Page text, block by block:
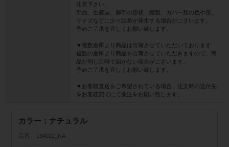
注意下さい。
部品、生産国、脚部の形状、縫製、カバー類の色や形、
サイズなどに少々誤差が発生する場合がございます。
予めご了承を宜しくお願い致します。
▼複数倉庫より商品は出荷させていただいております
複数の倉庫より商品を出荷させていただきますので、商
品が同じ日時で届かない場合がございます。
予めご了承を宜しくお願い致します。
▼お客様直送をご希望されている場合、注文時の送付先
をお客様宛てにて発注をお願い致します。
カラー：ナチュラル
品番 134022_NA